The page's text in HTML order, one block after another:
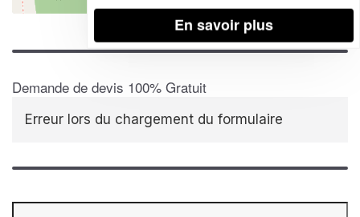
Leaflet| Map data ©OpenStreetMap contributors,CC-BY-SA
Demande de devis 100% Gratuit
Erreur lors du chargement du formulaire
En savoir plus